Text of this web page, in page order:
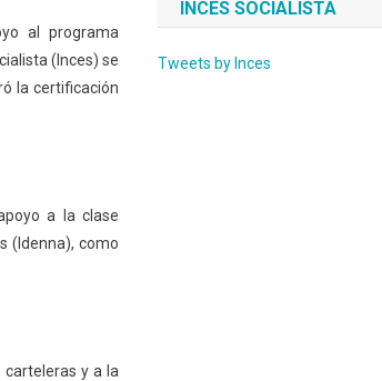
al programa
(Inces) se
la certificación
a la clase
(Idenna), como
carteleras y a la
INCES SOCIALISTA
Tweets by Inces